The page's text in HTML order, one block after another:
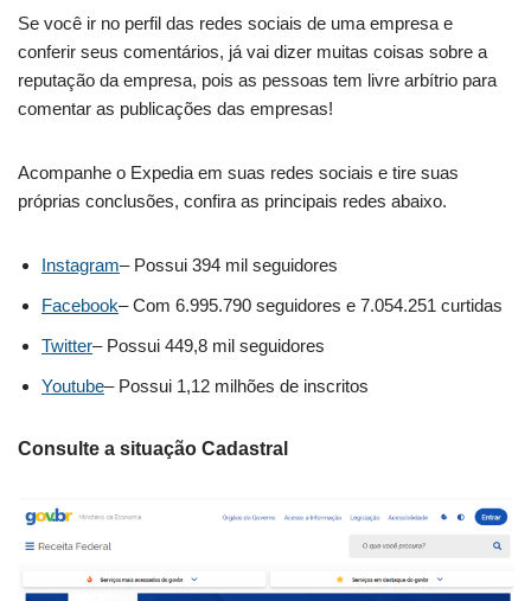
Se você ir no perfil das redes sociais de uma empresa e
conferir seus comentários, já vai dizer muitas coisas sobre a
reputação da empresa, pois as pessoas tem livre arbítrio para
comentar as publicações das empresas!
Acompanhe o Expedia em suas redes sociais e tire suas
próprias conclusões, confira as principais redes abaixo.
Instagram– Possui 394 mil seguidores
Facebook– Com 6.995.790 seguidores e 7.054.251 curtidas
Twitter– Possui 449,8 mil seguidores
Youtube– Possui 1,12 milhões de inscritos
Consulte a situação Cadastral